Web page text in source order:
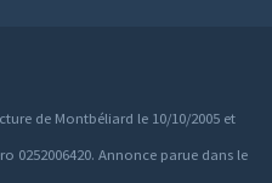
de Montbéliard le 10/10/2005 et
0252006420. Annonce parue dans le